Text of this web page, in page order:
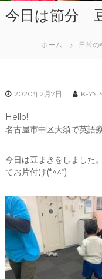
今日は節分
ホーム 日常の
2020年2月7日 K-Y's
Hello!
名古屋市中区大須で英語
今日は豆まきをしました
てお片付け(*^^*)